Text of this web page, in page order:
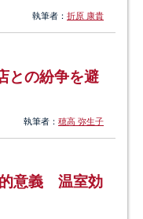
執筆者： 折原 康貴
との紛争を避
執筆者： 穂高 弥生子
意義 温室効